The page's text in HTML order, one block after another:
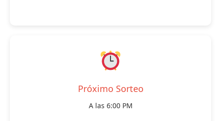
Próximo Sorteo
A las 6:00 PM